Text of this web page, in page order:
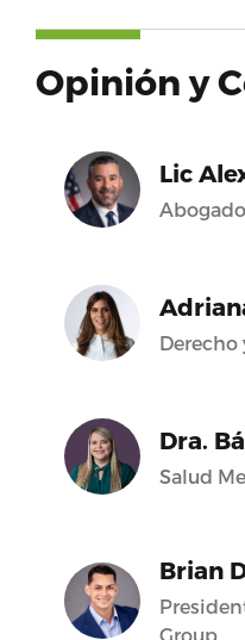
Opinión y
Lic
Abogado
Derecho
Dra.
Salud
Brian
Group